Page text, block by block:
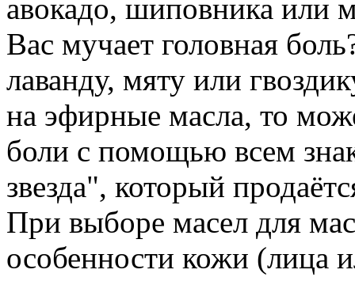
авокадо, шиповника или
Вас мучает головная
лаванду, мяту или
на эфирные масла, то
боли с помощью всем
звезда", который
При выборе масел для
особенности кожи (лица